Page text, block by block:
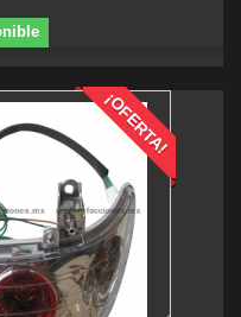
¡OFERTA!